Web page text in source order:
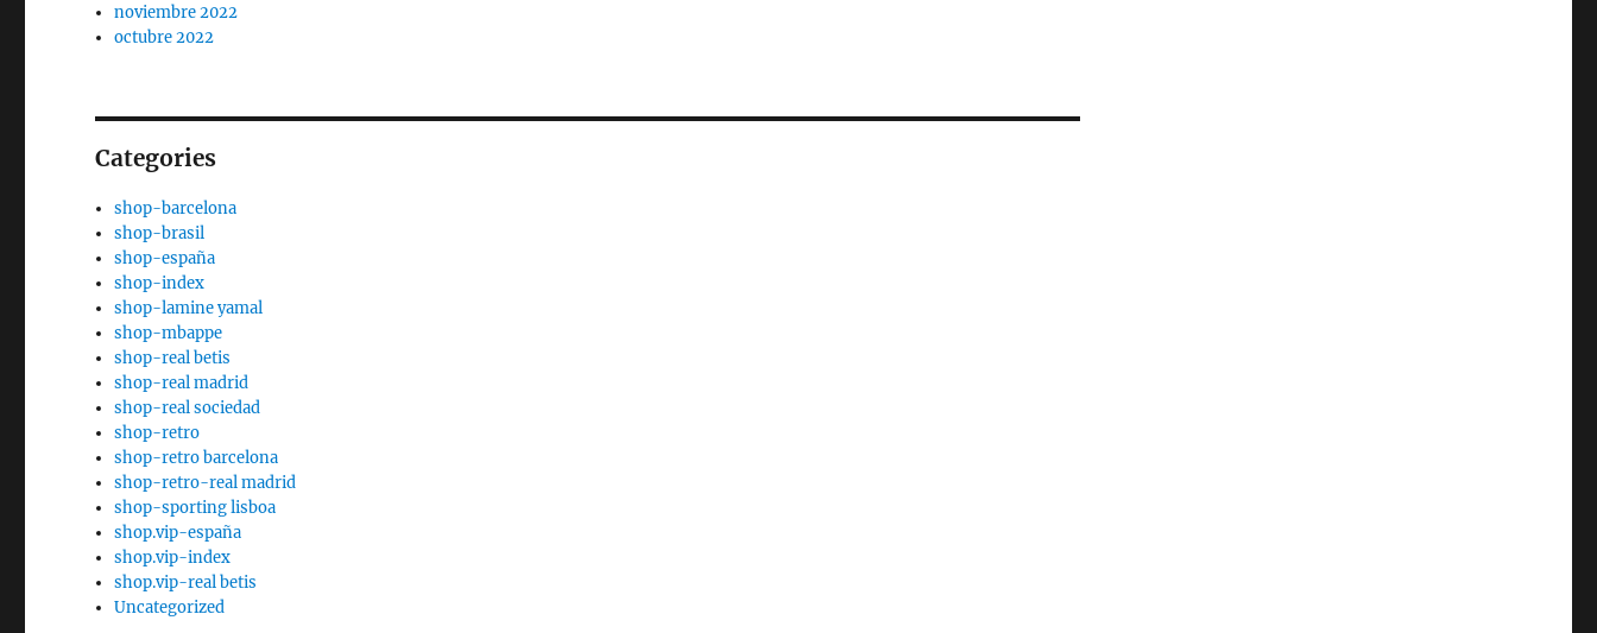
noviembre 2022
octubre 2022
Categories
shop-barcelona
shop-brasil
shop-españa
shop-index
shop-lamine yamal
shop-mbappe
shop-real betis
shop-real madrid
shop-real sociedad
shop-retro
shop-retro barcelona
shop-retro-real madrid
shop-sporting lisboa
shop.vip-españa
shop.vip-index
shop.vip-real betis
Uncategorized